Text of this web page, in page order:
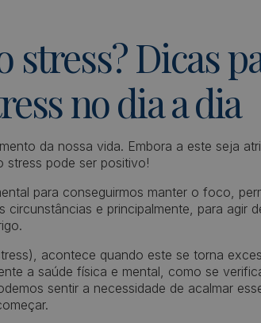
stress? Dicas
no dia a dia
da nossa vida. Embora a este seja
pode ser positivo!
para conseguirmos manter o foco,
circunstâncias e principalmente, para agir
acontece quando este se torna
a saúde física e mental, como se
sentir a necessidade de acalmar